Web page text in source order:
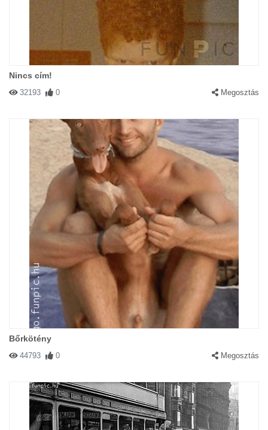
Nincs cím!
32193 0 Megosztás
Bőrkötény
44793 0 Megosztás